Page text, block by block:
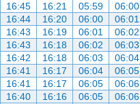
06:00
05:59
16:21
16:45
06:01
06:00
16:20
16:44
06:02
06:01
16:19
16:43
06:03
06:02
16:18
16:43
06:04
06:03
16:18
16:42
06:05
06:04
16:17
16:41
06:06
06:05
16:17
16:41
06:06
06:05
16:16
16:40